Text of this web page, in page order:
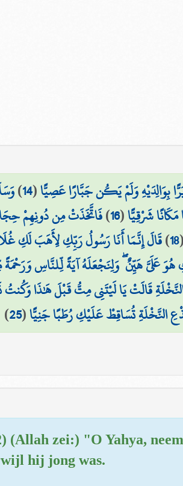
بِوَالِدَيْهِ وَلَمْ يَكُن جَبَّارًا عَصِيًّا(
14
)
شَرْقِيًّا(
16
)فَاتَّخَذَتْ مِن دُونِهِمْ
(
18
)قَالَ إِنَّمَا أَنَا رَسُولُ رَبِّكِ لِأَهَبَ لَكِ
عَلَيَّ هَيِّنٌ ۖ وَلِنَجْعَلَهُ آيَةً لِّلنَّاسِ وَرَحْمَةً
قَالَتْ يَا لَيْتَنِي مِتُّ قَبْلَ هَٰذَا وَكُنتُ
النَّخْلَةِ تُسَاقِطْ عَلَيْكِ رُطَبًا جَنِيًّا(
25
)
(Allah zei:) "O Yahya,
hij jong was.